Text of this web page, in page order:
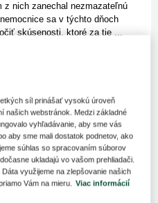
nich zanechal nezmazateľnú
sa v týchto dňoch
skúsenosti, ktoré za tie ...
novely
zdravotníctve
o dani z príjmov v znení
síl prinášať vysokú úroveň
našich webstránok. Medzi základné
vyhľadávanie, aby sme vás
aby sme mali dostatok podnetov, ako
súhlas so spracovaním súborov
ukladajú vo vašom prehliadači.
využijeme na zlepšovanie našich
Vám na mieru.
Viac informácií